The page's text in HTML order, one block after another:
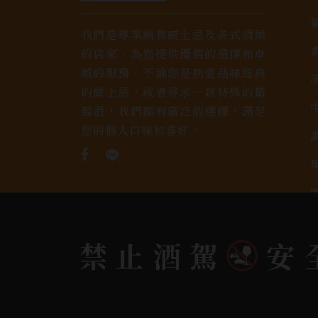
我們是專業銷售威士忌及各式酒類
的店家，為您提供優質的選擇和卓
越的服務。不論您是熱愛品味經典
的威士忌，或者尋求一款特殊的葡
萄酒，我們都有廣泛的選擇，滿足
您的個人口味和喜好。
禁止酒駕 安